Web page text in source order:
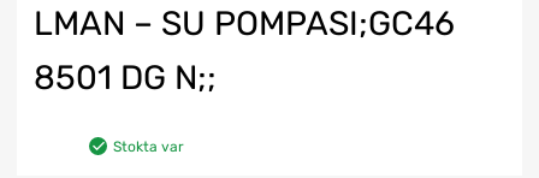
LMAN – SU POMPASI;GC46
8501 DG N;;
Stokta var